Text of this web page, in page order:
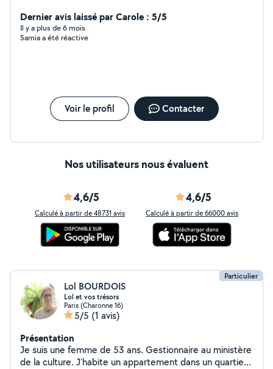
à votre domicile. Je peux assurer du dog sitting . Je
peux également conduire une voiture et un 22 M3.
Merci
Dernier avis laissé par Carole : 5/5
Il y a plus de 6 mois
Samia a été réactive
Voir le profil Contacter
Nos utilisateurs nous évaluent
4,6/5
Calculé à partir de 48731 avis
4,6/5
Calculé à partir de 66000 avis
Particulier
Lol BOURDOIS
Lol et vos trésors
Paris (Charonne 16)
5/5 (1 avis)
Présentation
Je suis une femme de 53 ans. Gestionnaire au ministère
de la culture. J'habite un appartement dans un quartier